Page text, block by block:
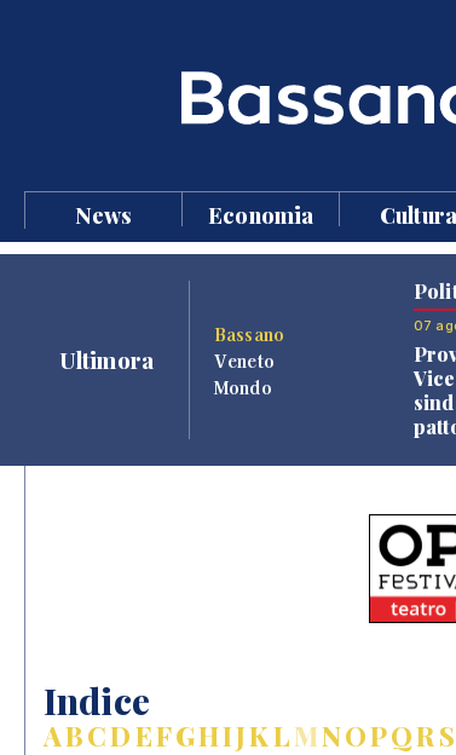
News Economia Cultura
Ultimora
Bassano
Veneto
Mondo
07
Indice
ABCDEFGHIJKLMNOPQRS